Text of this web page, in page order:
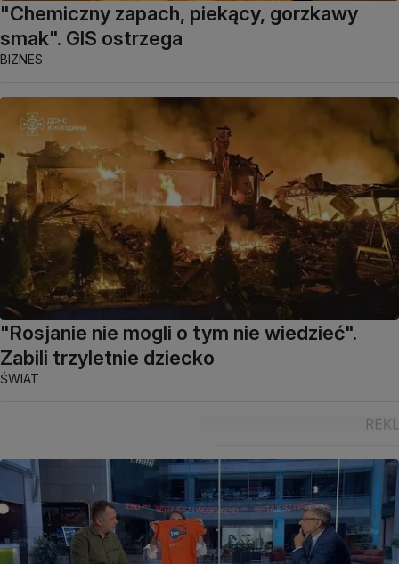
"Chemiczny zapach, piekący, gorzkawy
smak". GIS ostrzega
BIZNES
"Rosjanie nie mogli o tym nie wiedzieć".
Zabili trzyletnie dziecko
ŚWIAT